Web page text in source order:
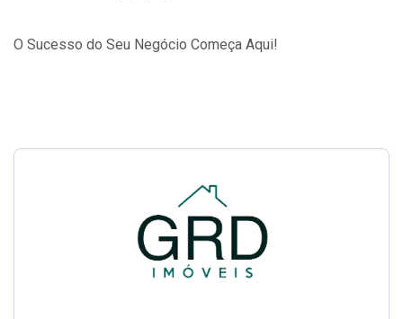
O Sucesso do Seu Negócio Começa Aqui!